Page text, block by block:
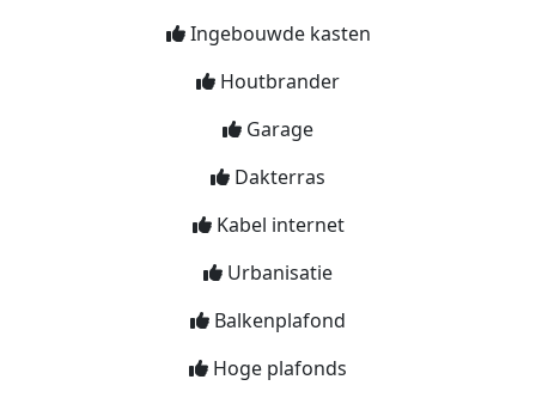
Ingebouwde kasten
Houtbrander
Garage
Dakterras
Kabel internet
Urbanisatie
Balkenplafond
Hoge plafonds